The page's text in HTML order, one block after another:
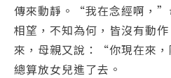
傳來動靜。“我在念經啊，”
相望，不知為何，皆沒有動
來，母親又說：“你現在來
總算放女兒進了去。